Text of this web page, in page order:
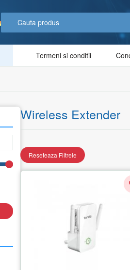
Termeni si conditii
Wireless Extender
Reseteaza Filtrele